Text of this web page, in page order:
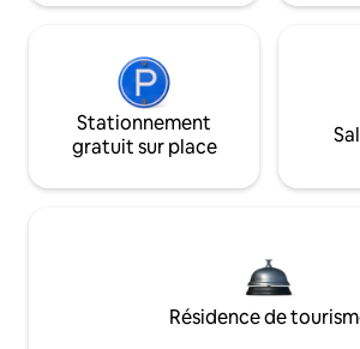
Stationnement
gratuit sur place
Résidence de